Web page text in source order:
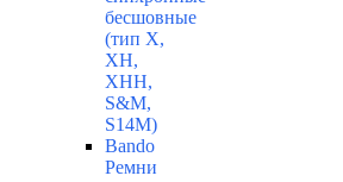
бесшовные
(тип Х,
ХН,
ХНН,
S&M,
S14М)
Bando
Ремни